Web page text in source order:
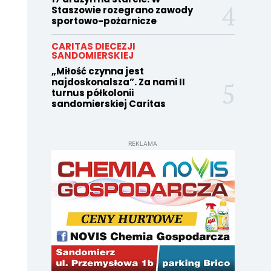
Staszowie rozegrano zawody
sportowo-pożarnicze
CARITAS DIECEZJI
SANDOMIERSKIEJ
„Miłość czynna jest
najdoskonalsza”. Za nami II
turnus półkolonii
sandomierskiej Caritas
REKLAMA